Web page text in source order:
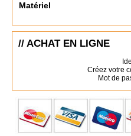
Matériel
// ACHAT EN LIGNE
Créez votre
Mot de